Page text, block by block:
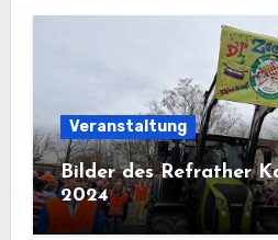
Veranstaltung
Bilder des Refrather
2024